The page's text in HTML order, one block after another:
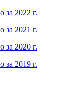
2022 г.
2021 г.
2020 г.
2019 г.